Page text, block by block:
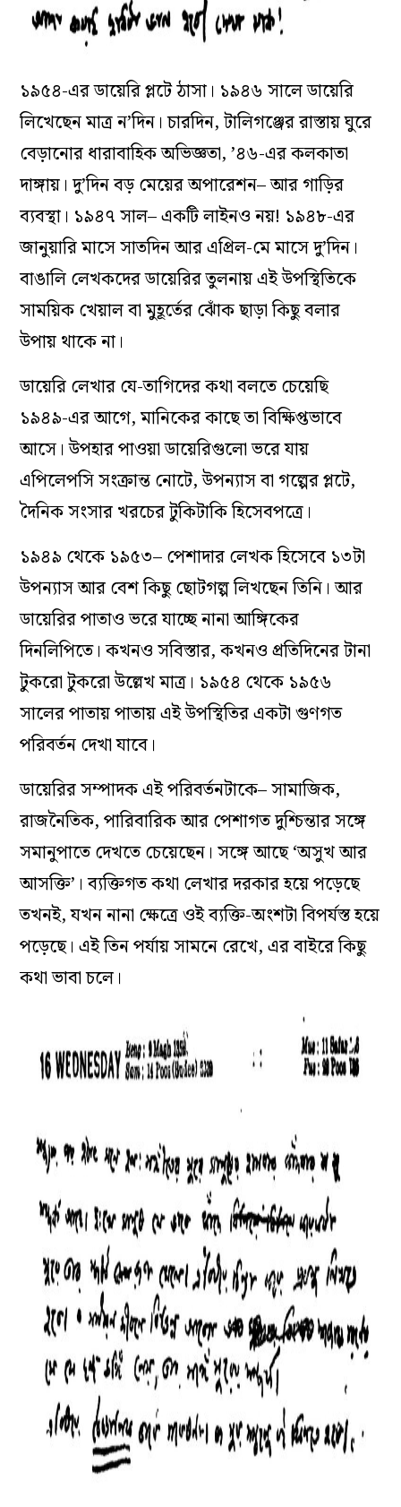
১৯৫৪-এর ডায়েরি প্লটে ঠাসা। ১৯৪৬ সালে ডায়েরি
লিখেছেন মাত্র ন’দিন। চারদিন, টালিগঞ্জের রাস্তায় ঘুরে
বেড়ানোর ধারাবাহিক অভিজ্ঞতা, ’৪৬-এর কলকাতা
দাঙ্গায়। দু’দিন বড় মেয়ের অপারেশন– আর গাড়ির
ব‌্যবস্থা। ১৯৪৭ সাল– একটি লাইনও নয়! ১৯৪৮-এর
জানুয়ারি মাসে সাতদিন আর এপ্রিল-মে মাসে দু’দিন।
বাঙালি লেখকদের ডায়েরির তুলনায় এই উপস্থিতিকে
সাময়িক খেয়াল বা মুহূর্তের ঝোঁক ছাড়া কিছু বলার
উপায় থাকে না।
ডায়েরি লেখার যে-তাগিদের কথা বলতে চেয়েছি
১৯৪৯-এর আগে, মানিকের কাছে তা বিক্ষিপ্তভাবে
আসে। উপহার পাওয়া ডায়েরিগুলো ভরে যায়
এপিলেপসি সংক্রান্ত নোটে, উপন‌্যাস বা গল্পের প্লটে,
দৈনিক সংসার খরচের টুকিটাকি হিসেবপত্রে।
১৯৪৯ থেকে ১৯৫৩– পেশাদার লেখক হিসেবে ১৩টা
উপন‌্যাস আর বেশ কিছু ছোটগল্প লিখছেন তিনি। আর
ডায়েরির পাতাও ভরে যাচ্ছে নানা আঙ্গিকের
দিনলিপিতে। কখনও সবিস্তার, কখনও প্রতিদিনের টানা
টুকরো টুকরো উল্লেখ মাত্র। ১৯৫৪ থেকে ১৯৫৬
সালের পাতায় পাতায় এই উপস্থিতির একটা গুণগত
পরিবর্তন দেখা যাবে।
ডায়েরির সম্পাদক এই পরিবর্তনটাকে– সামাজিক,
রাজনৈতিক, পারিবারিক আর পেশাগত দুশ্চিন্তার সঙ্গে
সমানুপাতে দেখতে চেয়েছেন। সঙ্গে আছে ‘অসুখ আর
আসক্তি’। ব‌্যক্তিগত কথা লেখার দরকার হয়ে পড়েছে
তখনই, যখন নানা ক্ষেত্রে ওই ব‌্যক্তি-অংশটা বিপর্যস্ত হয়ে
পড়েছে। এই তিন পর্যায় সামনে রেখে, এর বাইরে কিছু
কথা ভাবা চলে।